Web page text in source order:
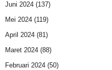
Juni 2024 (137)
Mei 2024 (119)
April 2024 (81)
Maret 2024 (88)
Februari 2024 (50)